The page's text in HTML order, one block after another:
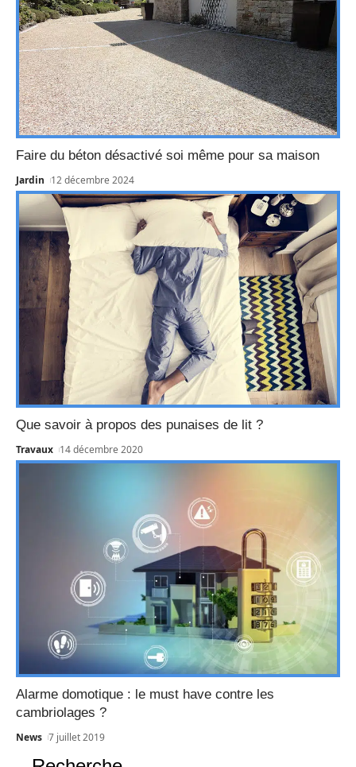
Faire du béton désactivé soi même pour sa maison
Jardin 12 décembre 2024
Que savoir à propos des punaises de lit ?
Travaux 14 décembre 2020
Alarme domotique : le must have contre les
cambriolages ?
News 7 juillet 2019